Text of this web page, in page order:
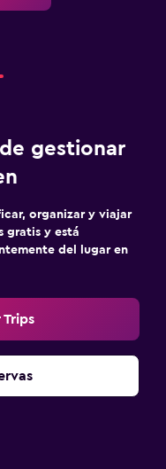
gestionar
organizar y viajar
gratis y está
del lugar en
Trips